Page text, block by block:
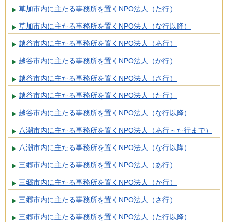
草加市内に主たる事務所を置くNPO法人（た行）
草加市内に主たる事務所を置くNPO法人（な行以降）
越谷市内に主たる事務所を置くNPO法人（あ行）
越谷市内に主たる事務所を置くNPO法人（か行）
越谷市内に主たる事務所を置くNPO法人（さ行）
越谷市内に主たる事務所を置くNPO法人（た行）
越谷市内に主たる事務所を置くNPO法人（な行以降）
八潮市内に主たる事務所を置くNPO法人（あ行～た行まで）
八潮市内に主たる事務所を置くNPO法人（な行以降）
三郷市内に主たる事務所を置くNPO法人（あ行）
三郷市内に主たる事務所を置くNPO法人（か行）
三郷市内に主たる事務所を置くNPO法人（さ行）
三郷市内に主たる事務所を置くNPO法人（た行以降）